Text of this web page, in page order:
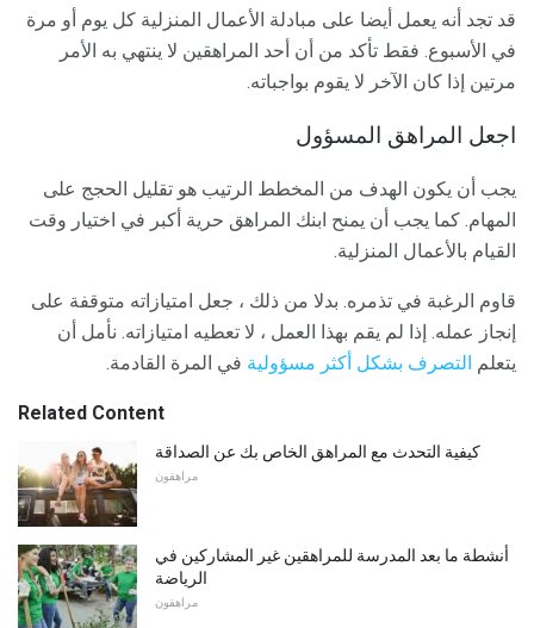
قد تجد أنه يعمل أيضا على مبادلة الأعمال المنزلية كل يوم أو مرة
في الأسبوع. فقط تأكد من أن أحد المراهقين لا ينتهي به الأمر
مرتين إذا كان الآخر لا يقوم بواجباته.
اجعل المراهق المسؤول
يجب أن يكون الهدف من المخطط الرتيب هو تقليل الحجج على
المهام. كما يجب أن يمنح ابنك المراهق حرية أكبر في اختيار وقت
القيام بالأعمال المنزلية.
قاوم الرغبة في تذمره. بدلا من ذلك ، جعل امتيازاته متوقفة على
إنجاز عمله. إذا لم يقم بهذا العمل ، لا تعطيه امتيازاته. نأمل أن
يتعلم التصرف بشكل أكثر مسؤولية في المرة القادمة.
Related Content
كيفية التحدث مع المراهق الخاص بك عن الصداقة
مراهقون
أنشطة ما بعد المدرسة للمراهقين غير المشاركين في
الرياضة
مراهقون